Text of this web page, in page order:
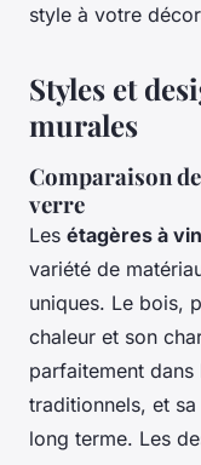
style à votre
Styles et
murales
Comparaison
verre
Les étagères à
variété de
uniques. Le bois,
chaleur et son
parfaitement
traditionnels, et
long terme. Les